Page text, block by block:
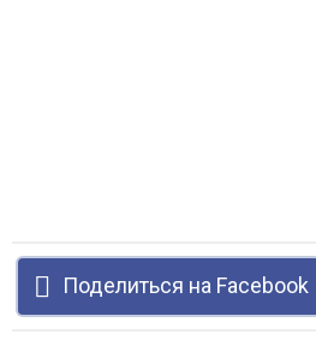
Поделиться на Facebook